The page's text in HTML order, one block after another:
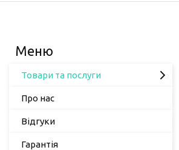
Товари та послуги
Про нас
Відгуки
Гарантія